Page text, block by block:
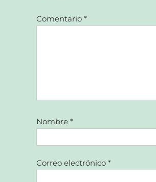
Comentario*
Nombre*
Correo electrónico*